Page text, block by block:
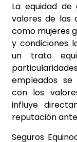
La equidad
valores de las
como mujeres
y condiciones
un trato
empleados se
con los
influye
reputación
Seguros